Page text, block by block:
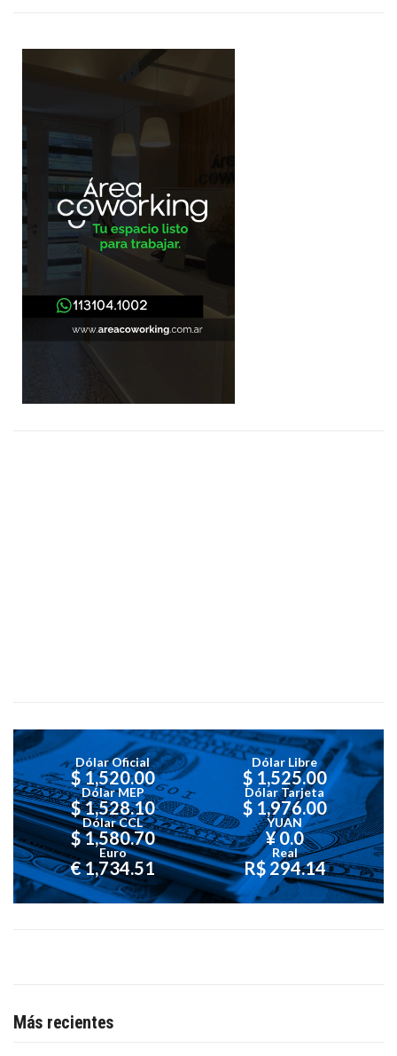
Dólar Oficial
$ 1,520.00
Dólar Libre
$ 1,525.00
Dólar MEP
$ 1,528.10
Dólar Tarjeta
$ 1,976.00
Dólar CCL
$ 1,580.70
YUAN
¥ 0.0
Euro
€ 1,734.51
Real
R$ 294.14
Más recientes